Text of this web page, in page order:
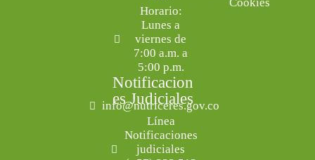
Horario:
Lunes a
viernes de
7:00 a.m. a
5:00 p.m.
Notificacion
es Judiciales
info@nutriceres.gov.co
Línea
Notificaciones
judiciales